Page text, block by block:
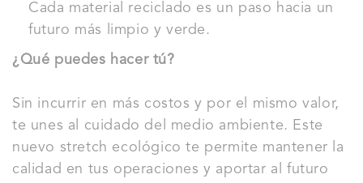
Cada material reciclado es un paso hacia un
futuro más limpio y verde.
¿Qué puedes hacer tú?
Sin incurrir en más costos y por el mismo valor,
te unes al cuidado del medio ambiente. Este
nuevo stretch ecológico te permite mantener la
calidad en tus operaciones y aportar al futuro